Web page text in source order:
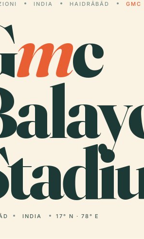
INDIA HAIDRĀBĀD GMC
mc
INDIA 17° N · 78° E